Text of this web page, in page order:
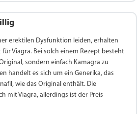
erektilen Dysfunktion leiden, erhalten
Viagra. Bei solch einem Rezept besteht
sondern einfach Kamagra zu
handelt es sich um ein Generika, das
wie das Original enthält. Die
mit Viagra, allerdings ist der Preis